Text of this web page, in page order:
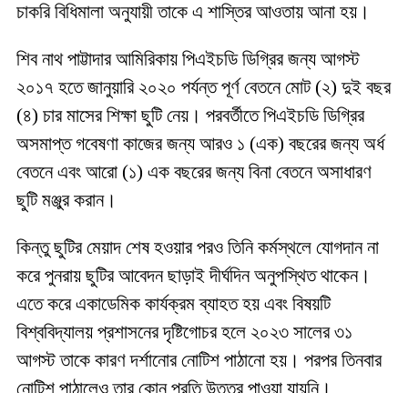
চাকরি বিধিমালা অনুযায়ী তাকে এ শাস্তির আওতায় আনা হয়।
শিব নাথ পাট্টাদার আমিরিকায় পিএইচডি ডিগ্রির জন্য আগস্ট
২০১৭ হতে জানুয়ারি ২০২০ পর্যন্ত পূর্ণ বেতনে মোট (২) দুই বছর
(৪) চার মাসের শিক্ষা ছুটি নেয়। পরবর্তীতে পিএইচডি ডিগ্রির
অসমাপ্ত গবেষণা কাজের জন্য আরও ১ (এক) বছরের জন্য অর্ধ
বেতনে এবং আরো (১) এক বছরের জন্য বিনা বেতনে অসাধারণ
ছুটি মঞ্জুর করান।
কিন্তু ছুটির মেয়াদ শেষ হওয়ার পরও তিনি কর্মস্থলে যোগদান না
করে পুনরায় ছুটির আবেদন ছাড়াই দীর্ঘদিন অনুপস্থিত থাকেন।
এতে করে একাডেমিক কার্যক্রম ব্যাহত হয় এবং বিষয়টি
বিশ্ববিদ্যালয় প্রশাসনের দৃষ্টিগোচর হলে ২০২৩ সালের ৩১
আগস্ট তাকে কারণ দর্শানোর নোটিশ পাঠানো হয়। পরপর তিনবার
নোটিশ পাঠালেও তার কোন প্রতি উত্তর পাওয়া যায়নি।